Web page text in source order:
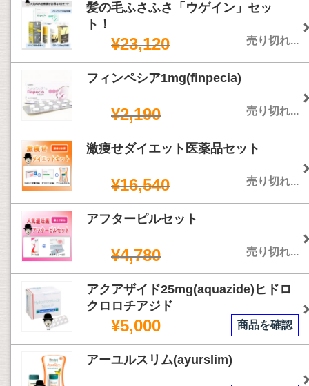
髪の毛ふさふさ「ウゲイン」セッ
ト！
¥23,120 売り切れ...
フィンペシア1mg(finpecia)
¥2,190 売り切れ...
激痩せダイエット医薬品セット
¥16,540 売り切れ...
アフターピルセット
¥4,780 売り切れ...
アクアザイド25mg(aquazide)ヒドロ
クロロチアジド
¥5,000 商品を確認
アーユルスリム(ayurslim)